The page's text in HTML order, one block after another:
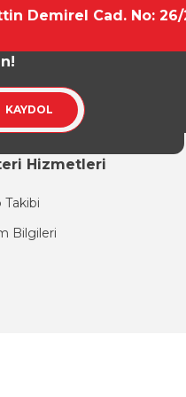
Demirel Cad. No: 26/
KAYDOL
Hizmetleri
Takibi
Bilgileri